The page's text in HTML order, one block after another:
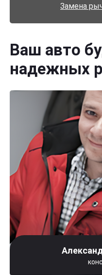
Замена
Ваш авто
надежных